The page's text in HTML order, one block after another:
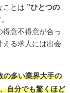
ことは ”ひとつの
意不得意が合っ
える求人には出会
の多い業界大手の
自分でも驚くほど